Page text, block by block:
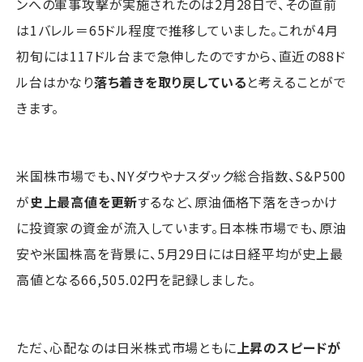
ンへの軍事攻撃が実施されたのは2月28日で、その直前
は1バレル＝65ドル程度で推移していました。これが4月
初旬には117ドル台まで急伸したのですから、直近の88ド
ル台はかなり落ち着きを取り戻していると考えることがで
きます。
米国株市場でも、NYダウやナスダック総合指数、S&P500
が史上最高値を更新するなど、原油価格下落をきっかけ
に投資家の資金が流入しています。日本株市場でも、原油
安や米国株高を背景に、5月29日には日経平均が史上最
高値となる66,505.02円を記録しました。
ただ、心配なのは日米株式市場ともに上昇のスピードが